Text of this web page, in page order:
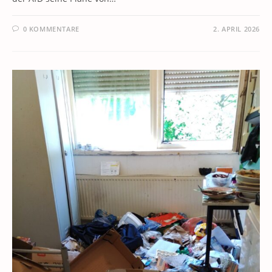
0 KOMMENTARE 2. APRIL 2026